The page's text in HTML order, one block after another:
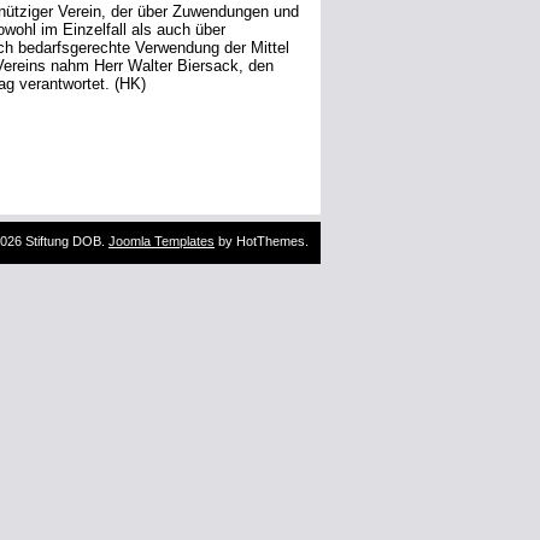
Stiftung DOB.Joomla Templatesby HotThemes.